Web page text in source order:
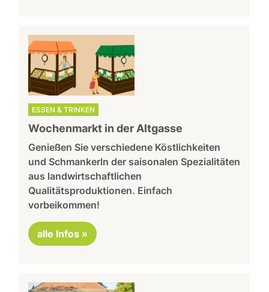
ESSEN & TRINKEN
Wochenmarkt in der Altgasse
Genießen Sie verschiedene Köstlichkeiten
und Schmankerln der saisonalen Spezialitäten
aus landwirtschaftlichen
Qualitätsproduktionen. Einfach
vorbeikommen!
alle Infos »